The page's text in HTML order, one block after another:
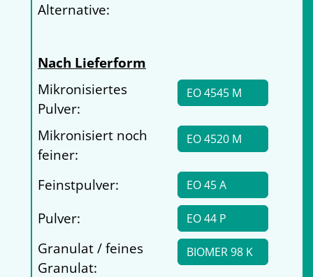
Alternative:
Nach Lieferform
Mikronisiertes
Pulver:
EO 4545 M
Mikronisiert noch
feiner:
EO 4520 M
Feinstpulver: EO 45 A
Pulver: EO 44 P
Granulat / feines
Granulat:
BIOMER 98 K